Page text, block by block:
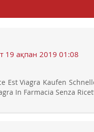
19 ақпан 2019 01:08
Est Viagra Kaufen
In Farmacia Senza